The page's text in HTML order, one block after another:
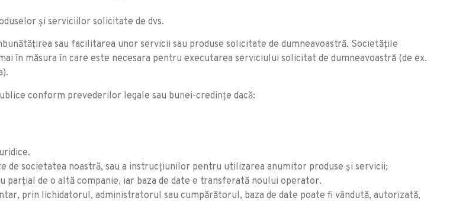
și serviciilor solicitate de dvs.
sau facilitarea unor servicii sau produse solicitate de dumneavoastră. Societățile
în măsura în care este necesara pentru executarea serviciului solicitat de dumneavoastră (de ex.
conform prevederilor legale sau bunei-credințe dacă:
societatea noastră, sau a instrucțiunilor pentru utilizarea anumitor produse și servicii;
parțial de o altă companie, iar baza de date e transferată noului operator.
prin lichidatorul, administratorul sau cumpărătorul, baza de date poate fi vândută, autorizată,